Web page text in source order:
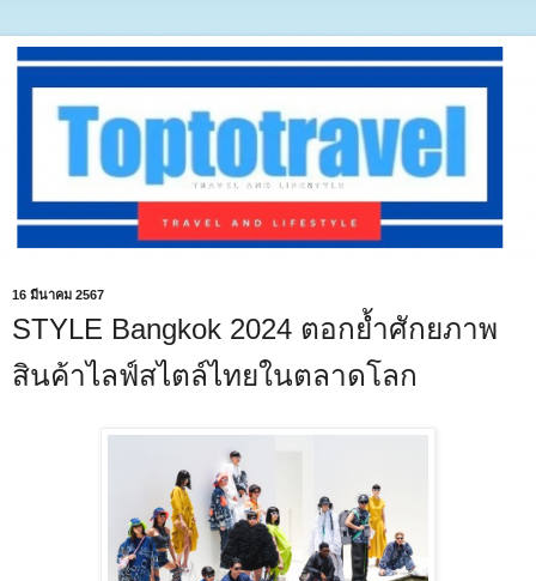
16 มีนาคม 2567
STYLE Bangkok 2024 ตอกย้ำศักยภาพ
สินค้าไลฟ์สไตล์ไทยในตลาดโลก